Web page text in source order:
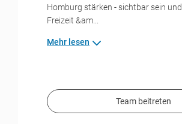
Homburg stärken - sichtbar sein
Freizeit &am...
Mehr lesen
Team beitreten